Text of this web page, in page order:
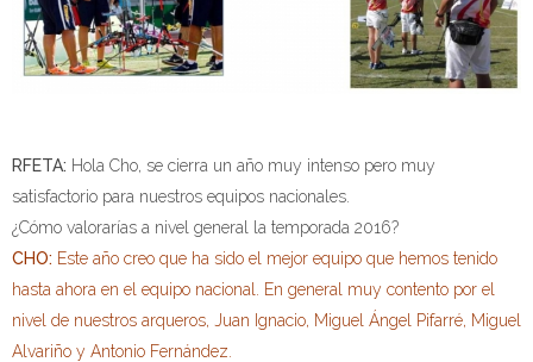
RFETA: Hola Cho, se cierra un año muy intenso pero muy
satisfactorio para nuestros equipos nacionales.
¿Cómo valorarías a nivel general la temporada 2016?
CHO: Este año creo que ha sido el mejor equipo que hemos tenido
hasta ahora en el equipo nacional. En general muy contento por el
nivel de nuestros arqueros, Juan Ignacio, Miguel Ángel Pifarré, Miguel
Alvariño y Antonio Fernández.